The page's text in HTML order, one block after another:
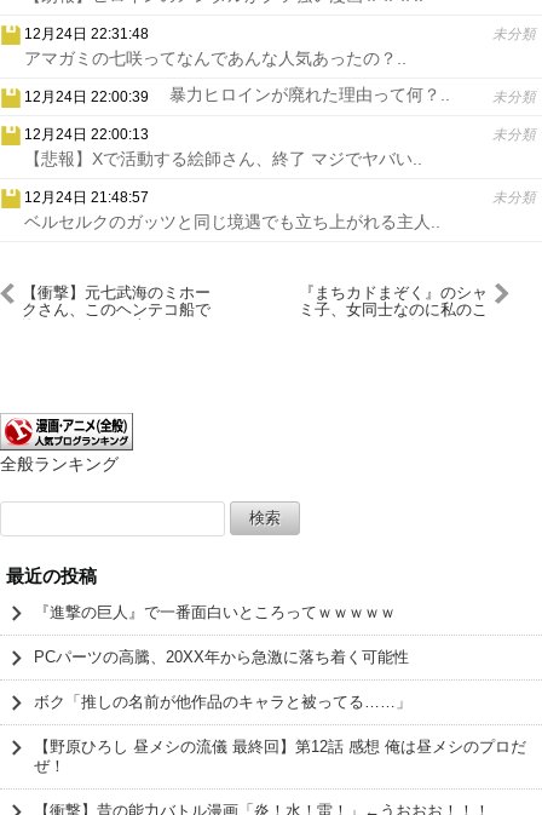
12月24日 22:31:48 未分類
アマガミの七咲ってなんであんな人気あったの？..
12月24日 22:00:39 未分類
暴力ヒロインが廃れた理由って何？..
12月24日 22:00:13 未分類
【悲報】Xで活動する絵師さん、終了 マジでヤバい..
12月24日 21:48:57 未分類
ベルセルクのガッツと同じ境遇でも立ち上がれる主人..
【衝撃】元七武海のミホー
クさん、このヘンテコ船で
『まちカドまぞく』のシャ
ミ子、女同士なのに私のこ
全般ランキング
索:
最近の投稿
『進撃の巨人』で一番面白いところってｗｗｗｗｗ
PCパーツの高騰、20XX年から急激に落ち着く可能性
ボク「推しの名前が他作品のキャラと被ってる……」
【野原ひろし 昼メシの流儀 最終回】第12話 感想 俺は昼メシのプロだ
ぜ！
【衝撃】昔の能力バトル漫画「炎！水！雷！」←うおおお！！！